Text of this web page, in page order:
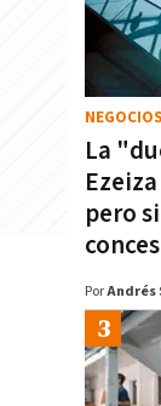
La
pero
NEGOCIOS
PorAndrés